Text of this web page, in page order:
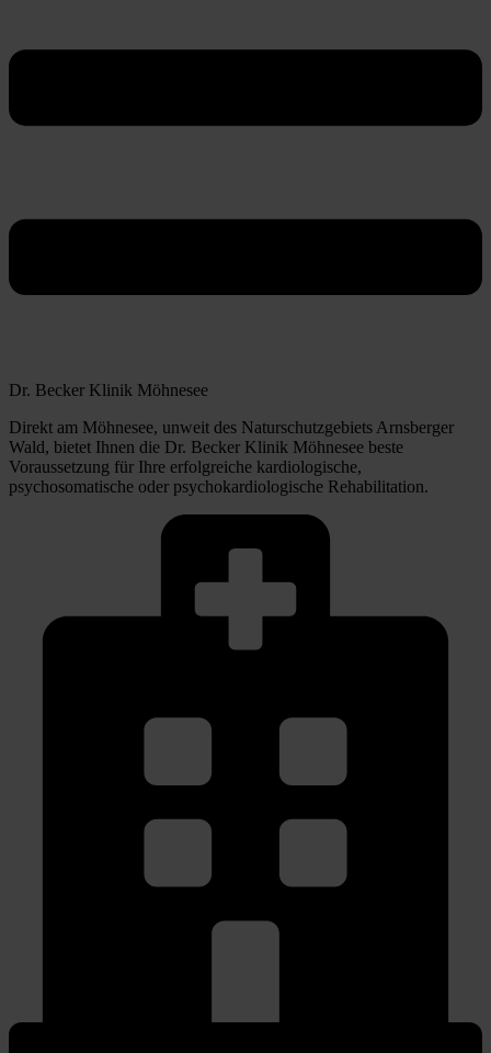
Dr. Becker Klinik Möhnesee
Direkt am Möhnesee, unweit des Naturschutzgebiets Arnsberger
Wald, bietet Ihnen die Dr. Becker Klinik Möhnesee beste
Voraussetzung für Ihre erfolgreiche kardiologische,
psychosomatische oder psychokardiologische Rehabilitation.